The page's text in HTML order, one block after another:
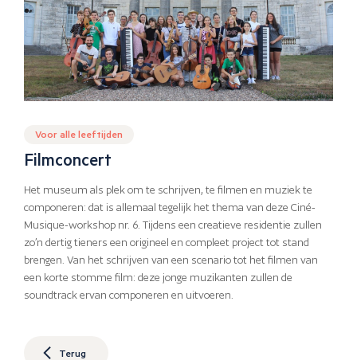
Voor alle leeftijden
Filmconcert
Het museum als plek om te schrijven, te filmen en muziek te
componeren: dat is allemaal tegelijk het thema van deze Ciné-
Musique-workshop nr. 6. Tijdens een creatieve residentie zullen
zo’n dertig tieners een origineel en compleet project tot stand
brengen. Van het schrijven van een scenario tot het filmen van
een korte stomme film: deze jonge muzikanten zullen de
soundtrack ervan componeren en uitvoeren.
Terug